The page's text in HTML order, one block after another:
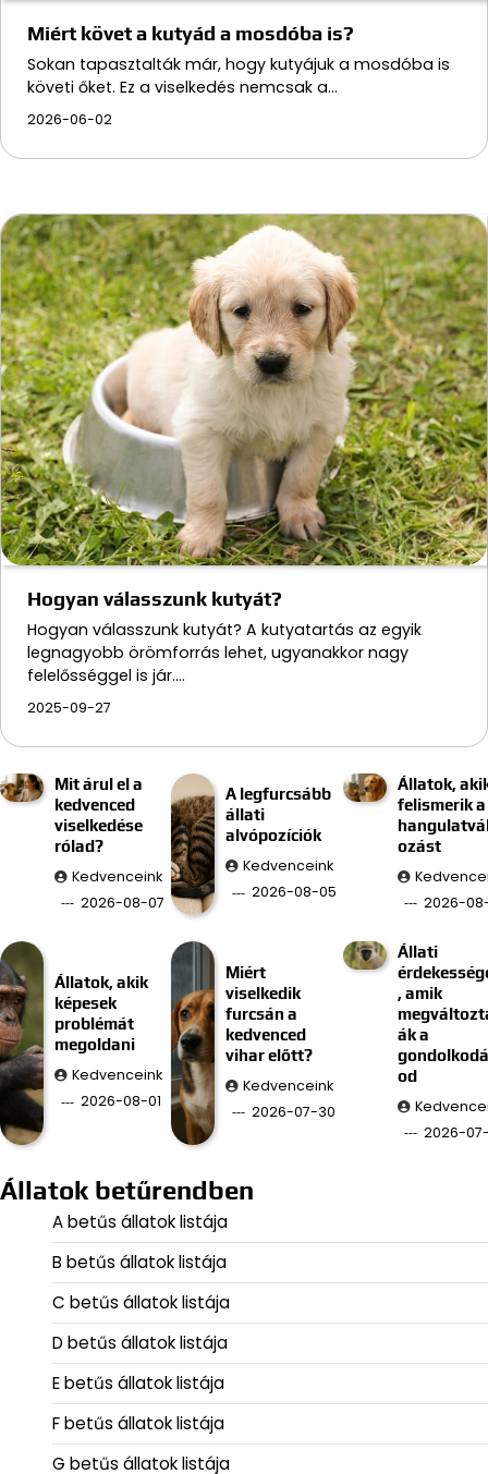
Miért követ a kutyád a mosdóba is?
Sokan tapasztalták már, hogy kutyájuk a mosdóba is
követi őket. Ez a viselkedés nemcsak a…
2026-06-02
Hogyan válasszunk kutyát?
Hogyan válasszunk kutyát? A kutyatartás az egyik
legnagyobb örömforrás lehet, ugyanakkor nagy
felelősséggel is jár.…
2025-09-27
Mit árul el a
kedvenced
viselkedése
rólad?
Kedvenceink
2026-08-07
A legfurcsább
állati
alvópozíciók
Kedvenceink
2026-08-05
Állatok,
felismerik a
ozást
2026-
Állatok, akik
képesek
problémát
megoldani
Kedvenceink
2026-08-01
Miért
viselkedik
furcsán a
kedvenced
vihar előtt?
Kedvenceink
2026-07-30
Állati
, amik
ák a
od
2026-
Állatok betűrendben
A betűs állatok listája
B betűs állatok listája
C betűs állatok listája
D betűs állatok listája
E betűs állatok listája
F betűs állatok listája
G betűs állatok listája